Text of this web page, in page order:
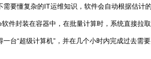
要懂复杂的IT运维知识，软件会自动根据估
件封装在容器中，在批量计算时，系统直接拉
台“超级计算机”，并在几个小时内完成过去需